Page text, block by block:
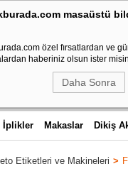
masaüstü
özel fırsatlardan ve
haberiniz olsun ister
Daha Sonra
İplikler Makaslar Dikiş
Etiketleri ve Makineleri